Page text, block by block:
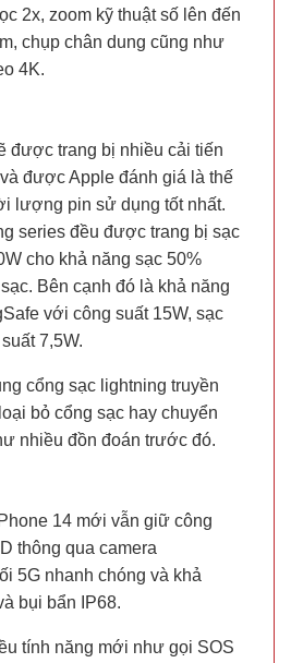
2x, zoom kỹ thuật số lên đến
chụp chân dung cũng như
4K.
được trang bị nhiều cải tiến
được Apple đánh giá là thế
lượng pin sử dụng tốt nhất.
series đều được trang bị sạc
cho khả năng sạc 50%
Bên cạnh đó là khả năng
với công suất 15W, sạc
7,5W.
cổng sạc lightning truyền
bỏ cổng sạc hay chuyển
nhiều đồn đoán trước đó.
14 mới vẫn giữ công
thông qua camera
5G nhanh chóng và khả
bụi bẩn IP68.
tính năng mới như gọi SOS